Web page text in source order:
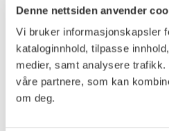
Denne nettsiden anvender
Vi bruker informasjonskapsler
kataloginnhold, tilpasse
medier, samt analysere
våre partnere, som kan
om deg.
1869-
Fra Akershusvollen, aften
Radering
Lysmål: 23x31,5, Motivet:
Signert i platen nede t.h.: